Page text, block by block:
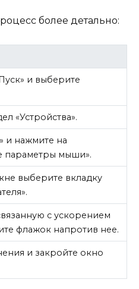
более детально:
и выберите
«Устройства».
и нажмите на
параметры мыши».
выберите вкладку
с ускорением
флажок напротив нее.
и закройте окно